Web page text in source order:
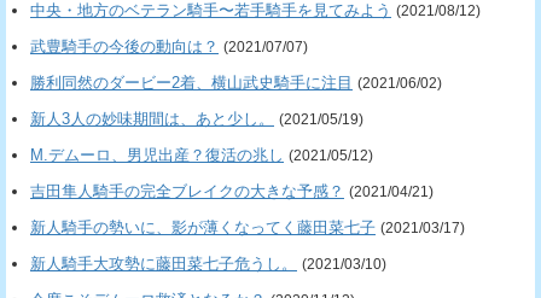
中央・地方のベテラン騎手〜若手騎手を見てみよう (2021/08/12)
武豊騎手の今後の動向は？ (2021/07/07)
勝利同然のダービー2着、横山武史騎手に注目 (2021/06/02)
新人3人の妙味期間は、あと少し。 (2021/05/19)
M.デムーロ、男児出産？復活の兆し (2021/05/12)
吉田隼人騎手の完全ブレイクの大きな予感？ (2021/04/21)
新人騎手の勢いに、影が薄くなってく藤田菜七子 (2021/03/17)
新人騎手大攻勢に藤田菜七子危うし。 (2021/03/10)